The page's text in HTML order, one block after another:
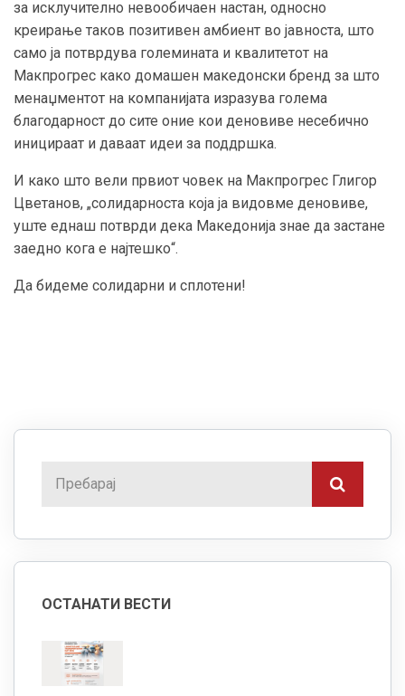
за исклучително невообичаен настан, односно
креирање таков позитивен амбиент во јавноста, што
само ја потврдува големината и квалитетот на
Макпрогрес како домашен македонски бренд за што
менаџментот на компанијата изразува голема
благодарност до сите оние кои деновиве несебично
иницираат и даваат идеи за поддршка.
И како што вели првиот човек на Макпрогрес Глигор
Цветанов, „солидарноста која ја видовме деновиве,
уште еднаш потврди дека Македонија знае да застане
заедно кога е најтешко“.
Да бидеме солидарни и сплотени!
ОСТАНАТИ ВЕСТИ